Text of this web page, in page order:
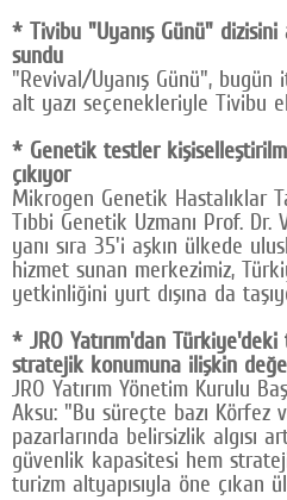
* Tivibu "Uyanış Günü"
sundu
"Revival/Uyanış Günü",
alt yazı seçenekleriyle Tivibu
* Genetik testler
çıkıyor
Mikrogen Genetik Hastalıklar
Tıbbi Genetik Uzmanı Prof.
yanı sıra 35'i aşkın ülkede
hizmet sunan merkezimiz,
yetkinliğini yurt dışına da
* JRO Yatırım'dan Türkiye'deki
stratejik konumuna ilişkin
JRO Yatırım Yönetim Kurulu
Aksu: "Bu süreçte bazı Körfez
pazarlarında belirsizlik algısı
güvenlik kapasitesi hem
turizm altyapısıyla öne çıkan